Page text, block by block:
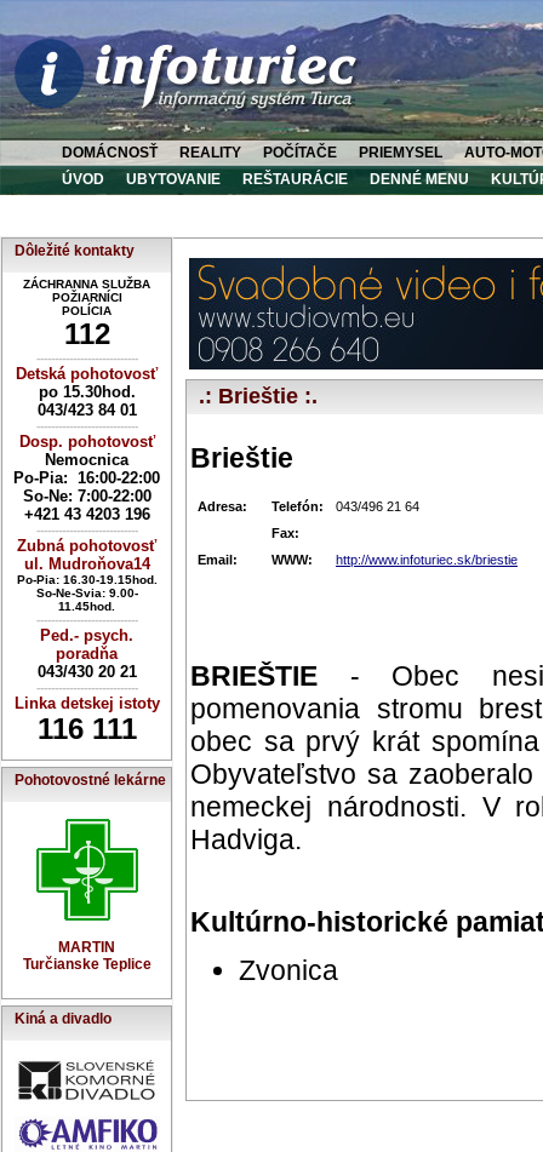
DOMÁCNOSŤ REALITY POČÍTAČE PRIEMYSEL
AUTO-
ÚVOD
UBYTOVANIE REŠTAURÁCIE DENNÉ MENU
Dôležité kontakty
ZÁCHRANNA SLUŽBA
POŽIARNÍCI
POLÍCIA
112
----------------------------
Detská pohotovosť
po 15.30hod.
043/423 84 01
----------------------------
Dosp. pohotovosť
Nemocnica
Po-Pia: 16:00-22:00
So-Ne: 7:00-22:00
+421 43 4203 196
----------------------------
Zubná pohotovosť
ul. Mudroňova14
Po-Pia: 16.30-19.15hod.
So-Ne-Svia: 9.00-
11.45hod.
----------------------------
Ped.- psych.
poradňa
043/430 20 21
----------------------------
Linka detskej istoty
116 111
Pohotovostné lekárne
MARTIN
Turčianske Teplice
Kiná a divadlo
.: Brieštie :.
Brieštie
Adresa: Telefón:
043/496 21 64
Fax:
Email:
WWW: http://www.infoturiec.sk/briestie
BRIEŠTIE - Obec
pomenovania stromu
obec sa prvý krát
Obyvateľstvo sa
nemeckej národnosti. V
Hadviga.
Kultúrno-historické
Zvonica